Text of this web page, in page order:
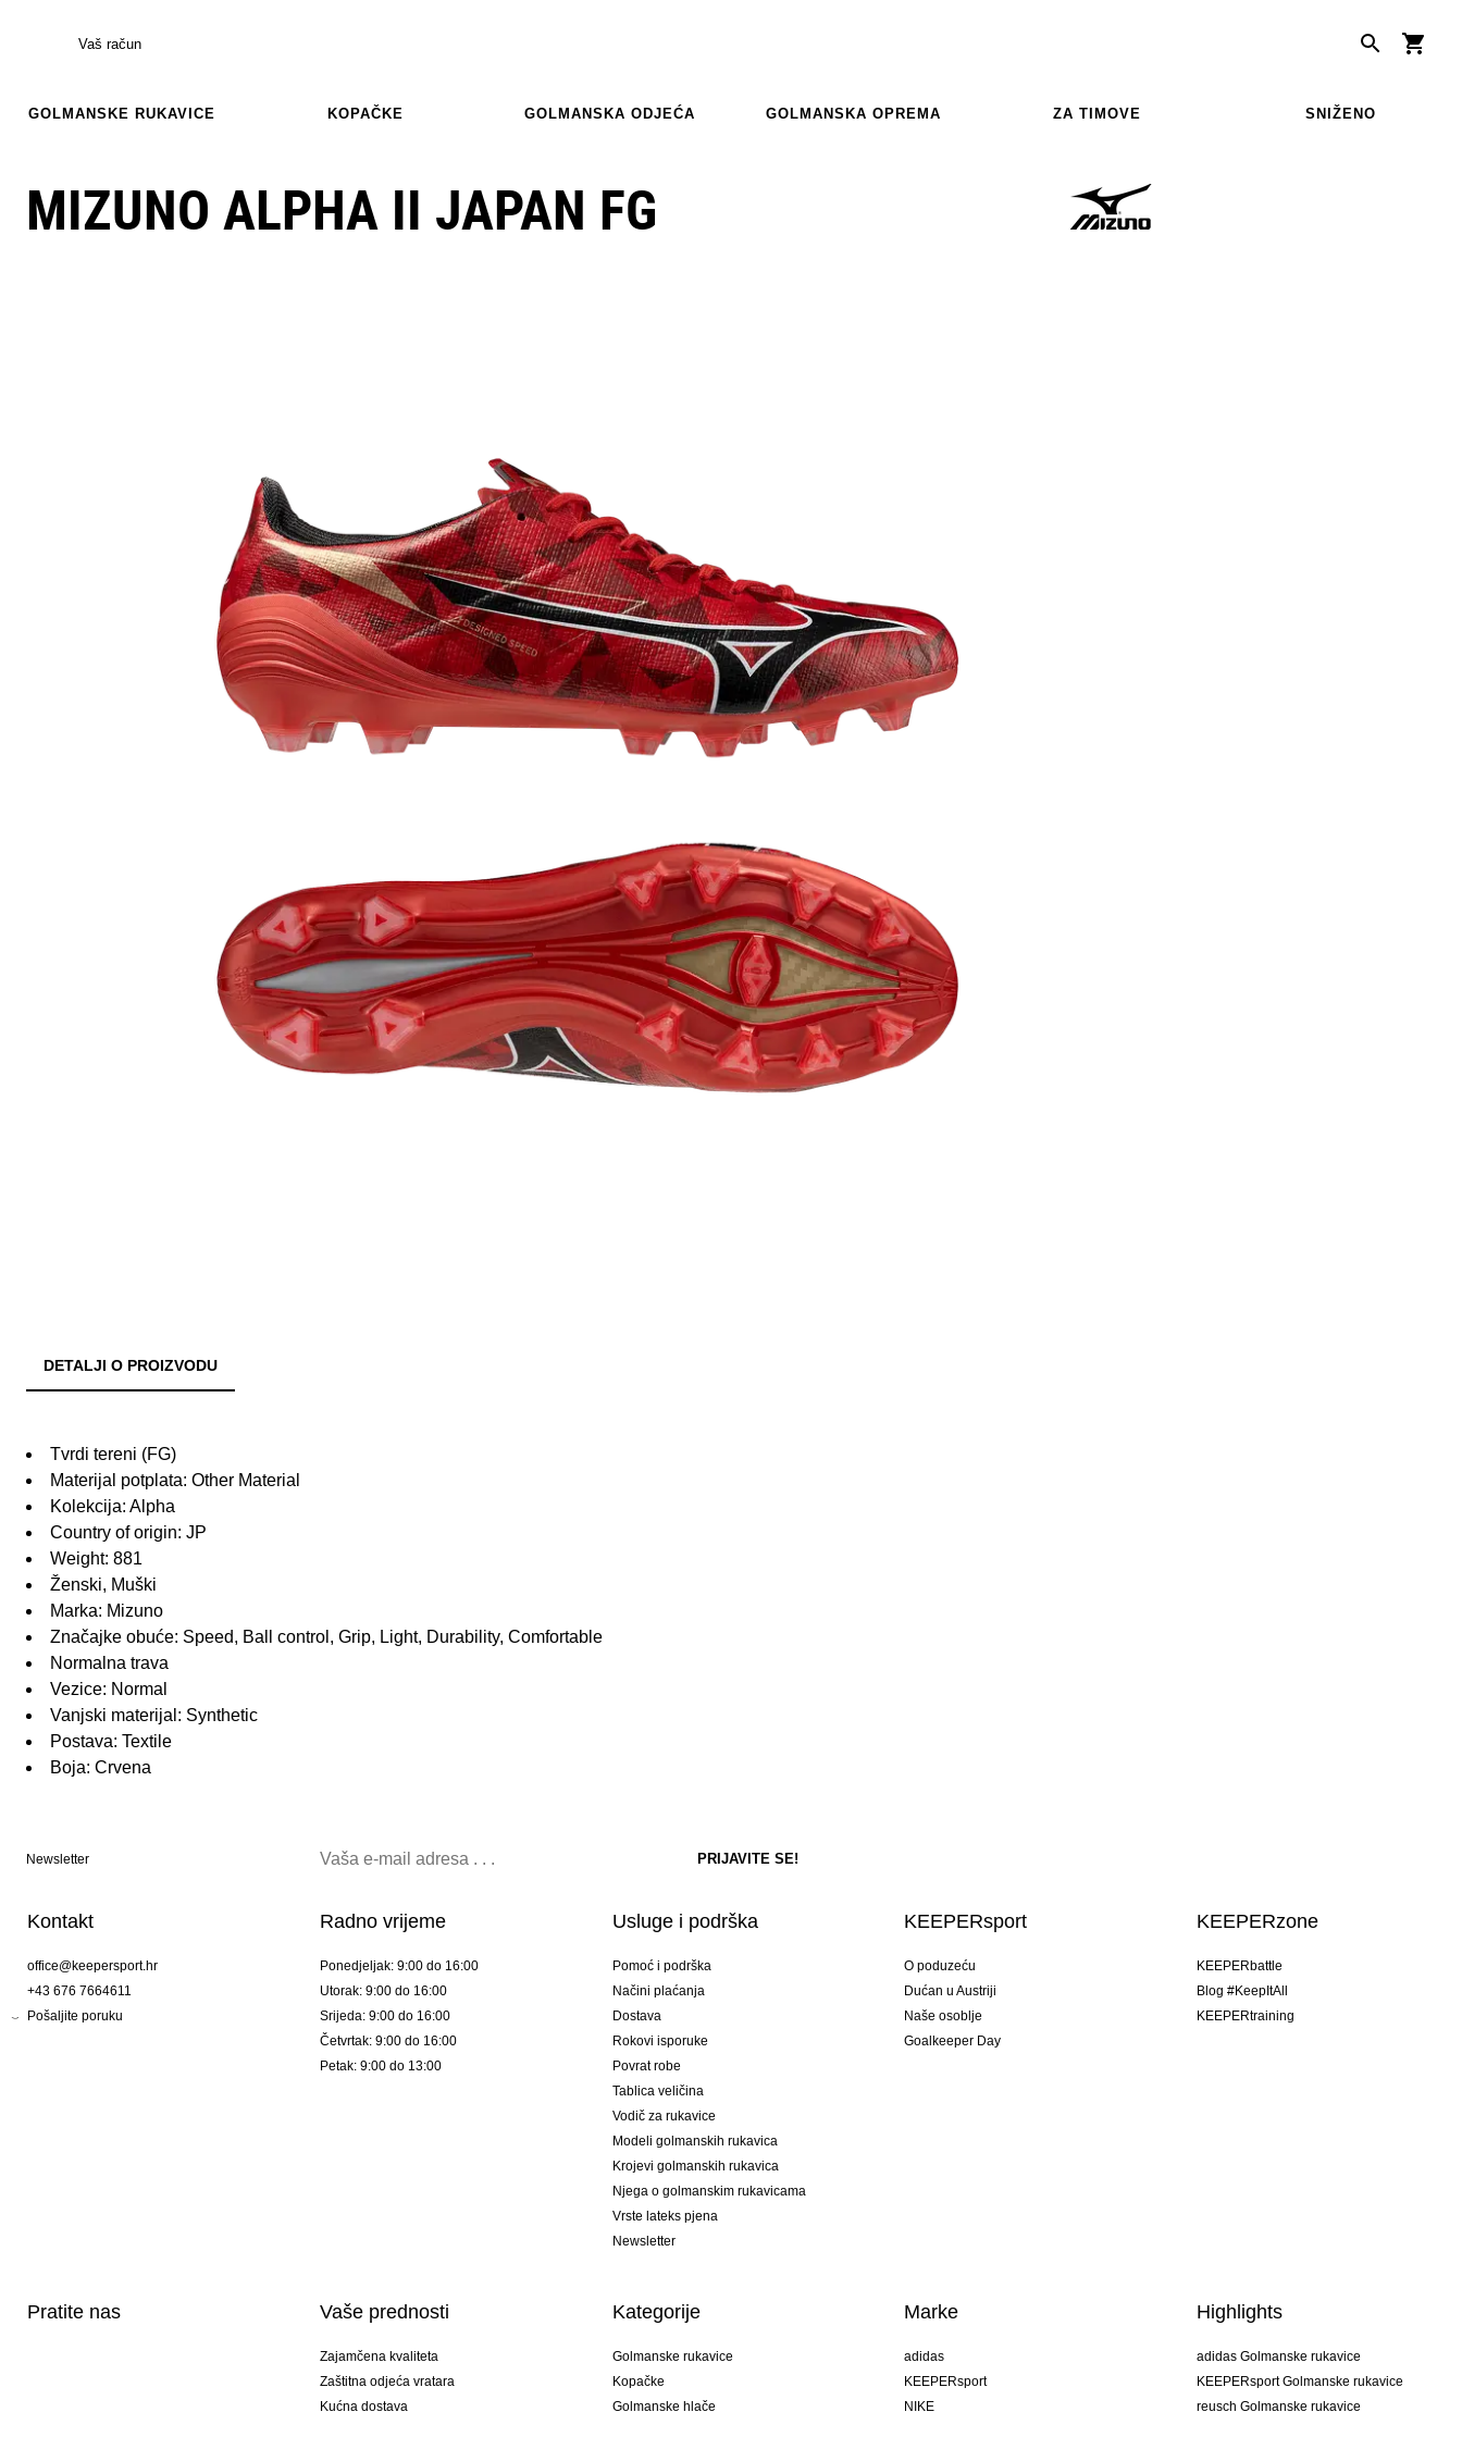
Vaš račun
GOLMANSKE RUKAVICE KOPAČKE GOLMANSKA ODJEĆA GOLMANSKA OPREMA ZA TIMOVE SNIŽENO
MIZUNO ALPHA II JAPAN FG
DETALJI O PROIZVODU
Tvrdi tereni (FG)
Materijal potplata: Other Material
Kolekcija: Alpha
Country of origin: JP
Weight: 881
Ženski, Muški
Marka: Mizuno
Značajke obuće: Speed, Ball control, Grip, Light, Durability, Comfortable
Normalna trava
Vezice: Normal
Vanjski materijal: Synthetic
Postava: Textile
Boja: Crvena
Newsletter
Kontakt
office@keepersport.hr
+43 676 7664611
Pošaljite poruku
Radno vrijeme
Ponedjeljak: 9:00 do 16:00
Utorak: 9:00 do 16:00
Srijeda: 9:00 do 16:00
Četvrtak: 9:00 do 16:00
Petak: 9:00 do 13:00
Usluge i podrška
Pomoć i podrška
Načini plaćanja
Dostava
Rokovi isporuke
Povrat robe
Tablica veličina
Vodič za rukavice
Modeli golmanskih rukavica
Krojevi golmanskih rukavica
Njega o golmanskim rukavicama
Vrste lateks pjena
Newsletter
KEEPERsport
O poduzeću
Dućan u Austriji
Naše osoblje
Goalkeeper Day
KEEPERzone
KEEPERbattle
Blog #KeepItAll
KEEPERtraining
Pratite nas Vaše prednosti
Zajamčena kvaliteta
Zaštitna odjeća vratara
Kućna dostava
Kategorije
Golmanske rukavice
Kopačke
Golmanske hlače
Marke
adidas
KEEPERsport
NIKE
Highlights
adidas Golmanske rukavice
KEEPERsport Golmanske rukavice
reusch Golmanske rukavice